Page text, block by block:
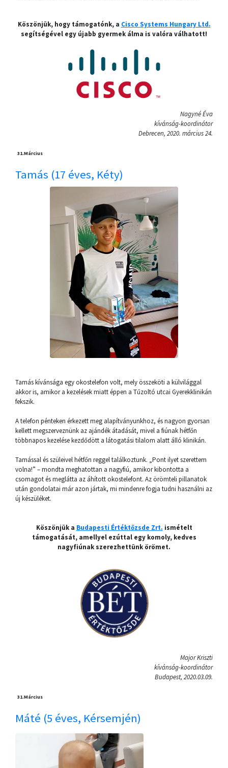
Köszönjük, hogy támogatónk, a Cisco Systems Hungary Ltd.
segítségével egy újabb gyermek álma is valóra válhatott!
Nagyné Éva
kívánság-koordinátor
Debrecen, 2020. március 24.
31.Március
Tamás (17 éves, Kéty)
Tamás kívánsága egy okostelefon volt, mely összeköti a külvilággal
akkor is, amikor a kezelések miatt éppen a Tűzoltó utcai Gyerekklinikán
fekszik.
A telefon pénteken érkezett meg alapítványunkhoz, és nagyon gyorsan
kellett megszerveznünk az ajándék átadását, mivel a fiúnak hétfőn
többnapos kezelése kezdődött a látogatási tilalom alatt álló klinikán.
Tamással és szüleivel hétfőn reggel találkoztunk. „Pont ilyet szerettem
volna!” – mondta meghatottan a nagyfiú, amikor kibontotta a
csomagot és meglátta az áhított okostelefont. Az örömteli pillanatok
után gondolatai már azon jártak, mi mindenre fogja tudni használni az
új készüléket.
Köszönjük a Budapesti Értéktőzsde Zrt. ismételt
támogatását, amellyel ezúttal egy komoly, kedves
nagyfiúnak szerezhettünk örömet.
Major Kriszti
kívánság-koordinátor
Budapest, 2020.03.09.
31.Március
Máté (5 éves, Kérsemjén)